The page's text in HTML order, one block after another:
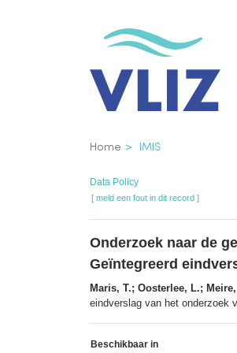
Kruimelpad
Home IMIS
Data Policy
[ meld een fout in dit record ]
Onderzoek naar de
Geïntegreerd
Maris, T.; Oosterlee, L.;
eindverslag van het onderzoek
Beschikbaar in